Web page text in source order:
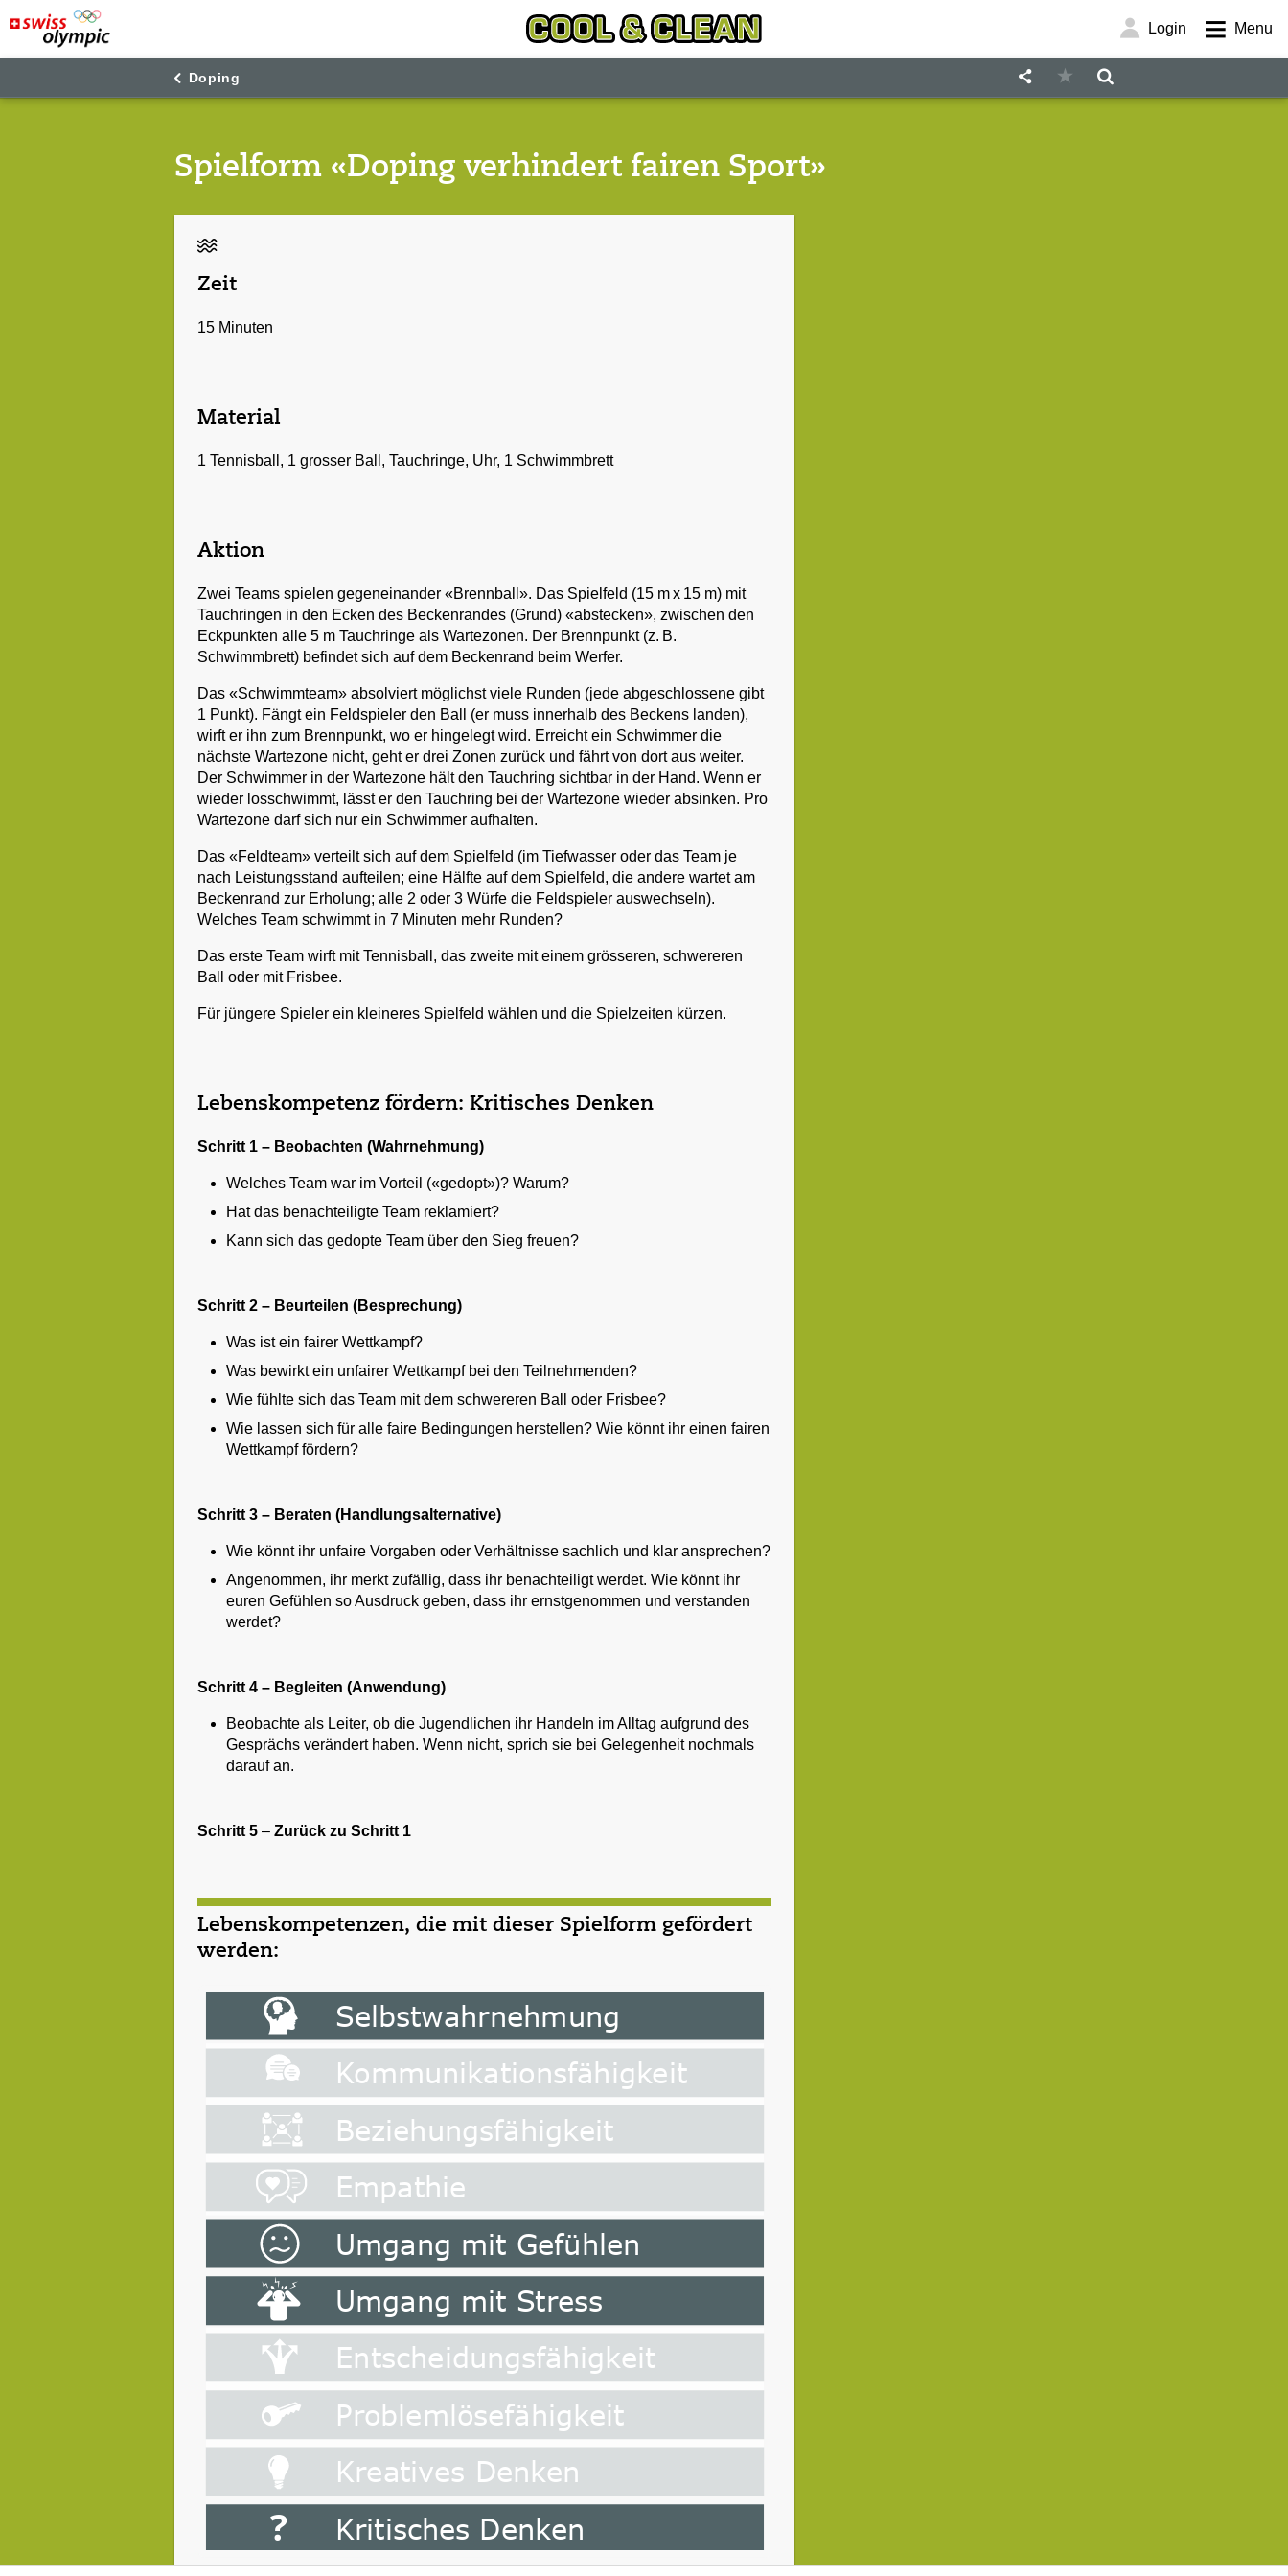
Login
Menu
Doping
Spielform «Doping verhindert fairen Sport»
Zeit
15 Minuten
Material
1 Tennisball, 1 grosser Ball, Tauchringe, Uhr, 1 Schwimmbrett
Aktion
Zwei Teams spielen gegeneinander «Brennball». Das Spielfeld (15 m x 15 m) mit
Tauchringen in den Ecken des Beckenrandes (Grund) «abstecken», zwischen den
Eckpunkten alle 5 m Tauchringe als Wartezonen. Der Brennpunkt (z. B.
Schwimmbrett) befindet sich auf dem Beckenrand beim Werfer.
Das «Schwimmteam» absolviert möglichst viele Runden (jede abgeschlossene gibt
1 Punkt). Fängt ein Feldspieler den Ball (er muss innerhalb des Beckens landen),
wirft er ihn zum Brennpunkt, wo er hingelegt wird. Erreicht ein Schwimmer die
nächste Wartezone nicht, geht er drei Zonen zurück und fährt von dort aus weiter.
Der Schwimmer in der Wartezone hält den Tauchring sichtbar in der Hand. Wenn er
wieder losschwimmt, lässt er den Tauchring bei der Wartezone wieder absinken. Pro
Wartezone darf sich nur ein Schwimmer aufhalten.
Das «Feldteam» verteilt sich auf dem Spielfeld (im Tiefwasser oder das Team je
nach Leistungsstand aufteilen; eine Hälfte auf dem Spielfeld, die andere wartet am
Beckenrand zur Erholung; alle 2 oder 3 Würfe die Feldspieler auswechseln).
Welches Team schwimmt in 7 Minuten mehr Runden?
Das erste Team wirft mit Tennisball, das zweite mit einem grösseren, schwereren
Ball oder mit Frisbee.
Für jüngere Spieler ein kleineres Spielfeld wählen und die Spielzeiten kürzen.
Lebenskompetenz fördern: Kritisches Denken
Schritt 1 – Beobachten (Wahrnehmung)
Welches Team war im Vorteil («gedopt»)? Warum?
Hat das benachteiligte Team reklamiert?
Kann sich das gedopte Team über den Sieg freuen?
Schritt 2 – Beurteilen (Besprechung)
Was ist ein fairer Wettkampf?
Was bewirkt ein unfairer Wettkampf bei den Teilnehmenden?
Wie fühlte sich das Team mit dem schwereren Ball oder Frisbee?
Wie lassen sich für alle faire Bedingungen herstellen? Wie könnt ihr einen fairen
Wettkampf fördern?
Schritt 3 – Beraten (Handlungsalternative)
Wie könnt ihr unfaire Vorgaben oder Verhältnisse sachlich und klar ansprechen?
Angenommen, ihr merkt zufällig, dass ihr benachteiligt werdet. Wie könnt ihr
euren Gefühlen so Ausdruck geben, dass ihr ernstgenommen und verstanden
werdet?
Schritt 4 – Begleiten (Anwendung)
Beobachte als Leiter, ob die Jugendlichen ihr Handeln im Alltag aufgrund des
Gesprächs verändert haben. Wenn nicht, sprich sie bei Gelegenheit nochmals
darauf an.
Schritt 5 – Zurück zu Schritt 1
Lebenskompetenzen, die mit dieser Spielform gefördert
werden: